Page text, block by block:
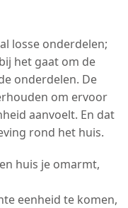
losse onderdelen;
het gaat om de
onderdelen. De
om ervoor
aanvoelt. En dat
rond het huis.
huis je omarmt,
eenheid te komen,